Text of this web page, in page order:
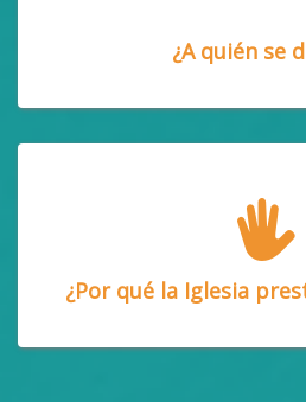
¿A quién se
¿Por qué la Iglesia